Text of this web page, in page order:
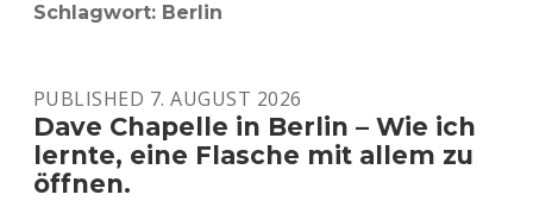
Schlagwort: Berlin
PUBLISHED 7. AUGUST 2026
Dave Chapelle in Berlin – Wie ich
lernte, eine Flasche mit allem zu
öffnen.